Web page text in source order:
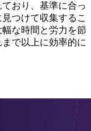
おり、基準に合っ
つけて収集するこ
な時間と労力を節
で以上に効率的に